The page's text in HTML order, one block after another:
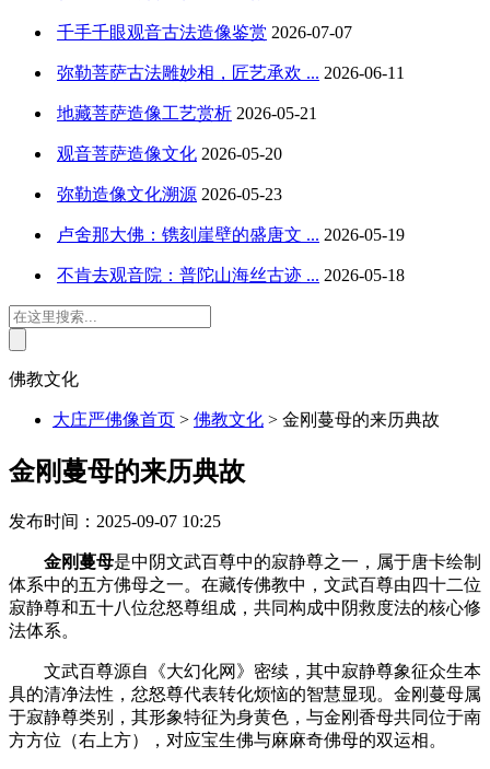
千手千眼观音古法造像鉴赏 2026-07-07
弥勒菩萨古法雕妙相，匠艺承欢 ... 2026-06-11
地藏菩萨造像工艺赏析 2026-05-21
观音菩萨造像文化 2026-05-20
弥勒造像文化溯源 2026-05-23
卢舍那大佛：镌刻崖壁的盛唐文 ... 2026-05-19
不肯去观音院：普陀山海丝古迹 ... 2026-05-18
佛教文化
大庄严佛像首页 > 佛教文化 > 金刚蔓母的来历典故
金刚蔓母的来历典故
发布时间：2025-09-07 10:25
金刚蔓母是中阴文武百尊中的寂静尊之一，属于唐卡绘制
体系中的五方佛母之一。在藏传佛教中，文武百尊由四十二位
寂静尊和五十八位忿怒尊组成，共同构成中阴救度法的核心修
法体系。 ‌
文武百尊源自《大幻化网》密续，其中寂静尊象征众生本
具的清净法性，忿怒尊代表转化烦恼的智慧显现。金刚蔓母属
于寂静尊类别，其形象特征为身黄色，与金刚香母共同位于南
方方位（右上方），对应宝生佛与麻麻奇佛母的双运相。 ‌